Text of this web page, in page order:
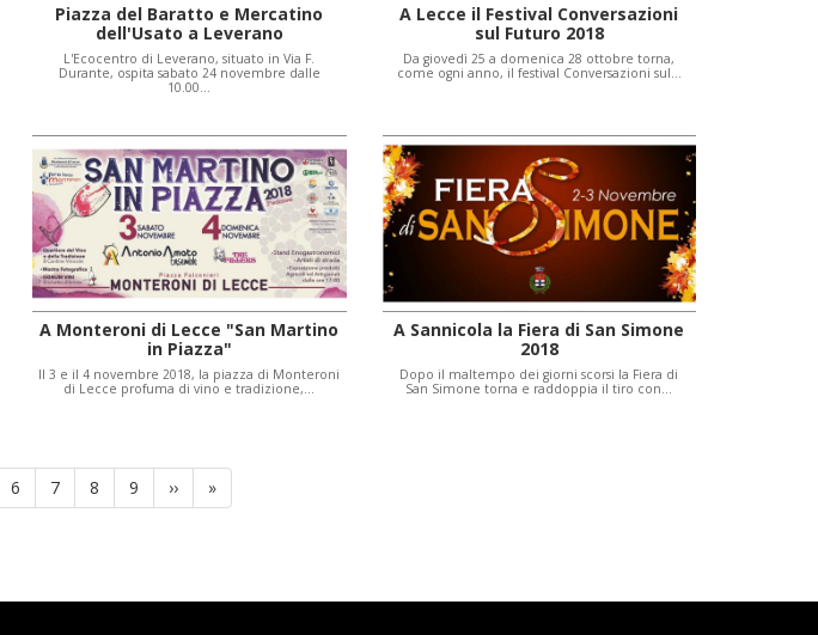
Piazza del Baratto e Mercatino
dell'Usato a Leverano
L'Ecocentro di Leverano, situato in Via F.
Durante, ospita sabato 24 novembre dalle
10.00…
A Lecce il Festival Conversazioni
sul Futuro 2018
Da giovedì 25 a domenica 28 ottobre torna,
come ogni anno, il festival Conversazioni sul…
A Monteroni di Lecce "San Martino
in Piazza"
Il 3 e il 4 novembre 2018, la piazza di Monteroni
di Lecce profuma di vino e tradizione,…
A Sannicola la Fiera di San Simone
2018
Dopo il maltempo dei giorni scorsi la Fiera di
San Simone torna e raddoppia il tiro con…
Page
6 Page
7 Page
8 Page
9
Pagina
successiva
››
Ultima
pagina
»